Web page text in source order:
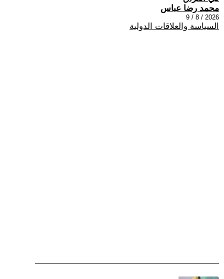
محمد رضا عباس
2026 / 8 / 9
السياسة والعلاقات الدولية